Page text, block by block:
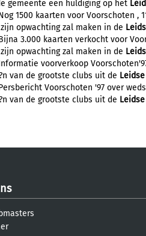
gemeente een huldiging op het
1500 kaarten voor Voorschoten ,
opwachting zal maken in de
3.000 kaarten verkocht voor
opwachting zal maken in de
voorverkoop
van de grootste clubs uit de Leidse
Voorschoten '97 over
van de grootste clubs uit de Leidse